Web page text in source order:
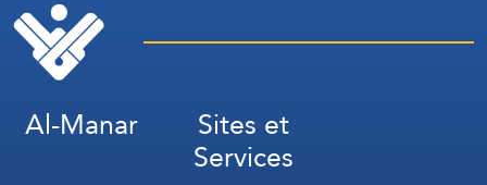
Al-Manar Sites et
Services